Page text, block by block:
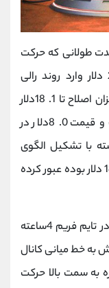
طولانی که حرکت
خاصی نداشته و رنج بوده،از قیمت 0. 2 دلار وارد روند رالی
صعودی شده و یک نفس و با کمترین میزان اصلاح تا 1. 18دلار
رشد کرده است و پس از بین این قیمت و قیمت 0. 8دلار در
با تشکیل الگوی
مثلث صعودی از مقاومتی که در قیمت 1. 18 دلار بوده عبور کرده
در حال حاضر قیمت در یک کانال صعودی در تایم فریم 4ساعته
به خط میانی کانال
به سمت بالا حرکت